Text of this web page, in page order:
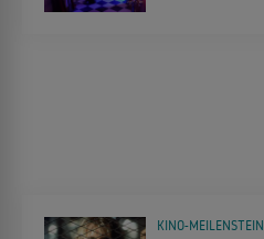
KINO-MEILENSTEIN